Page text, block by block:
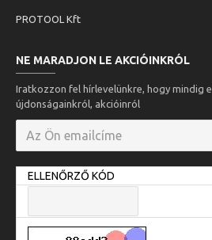
PROTOOL Kft
NE MARADJON LE AKCIÓINKRÓL
Iratkozzon fel hírlevelünkre, hogy mindig
újdonságainkról, akcióinról
ELLENŐRZŐ KÓD